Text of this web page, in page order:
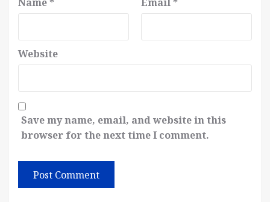
Website
Save my name, email, and website in this
browser for the next time I comment.